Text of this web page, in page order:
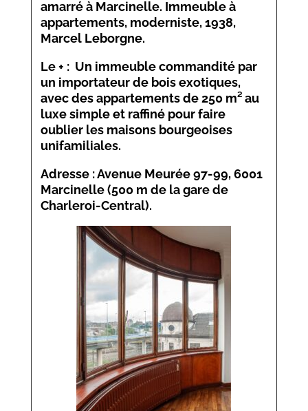
amarré à Marcinelle. Immeuble à
appartements, moderniste, 1938,
Marcel Leborgne.
Le + : Un immeuble commandité par
un importateur de bois exotiques,
avec des appartements de 250 m² au
luxe simple et raffiné pour faire
oublier les maisons bourgeoises
unifamiliales.
Adresse : Avenue Meurée 97-99, 6001
Marcinelle (500 m de la gare de
Charleroi-Central).